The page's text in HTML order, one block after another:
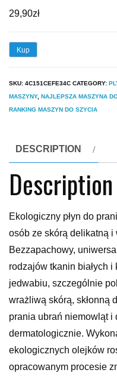
29,90zł
Kup
SKU: 4C151CEFE34C CATEGORY:
MASZYNY, NAJLEPSZA MASZYNA
RANKING MASZYN DO SZYCIA
DESCRIPTION
Description
Ekologiczny płyn do
osób ze skórą delikatną
Bezzapachowy,
rodzajów tkanin białych
jedwabiu, szczególnie
wrażliwą skórą, skłonną
prania ubrań niemowląt i
dermatologicznie.
ekologicznych olejków
opracowanym procesie